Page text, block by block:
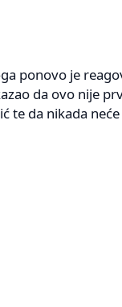
ponovo je
da ovo nije
te da nikada